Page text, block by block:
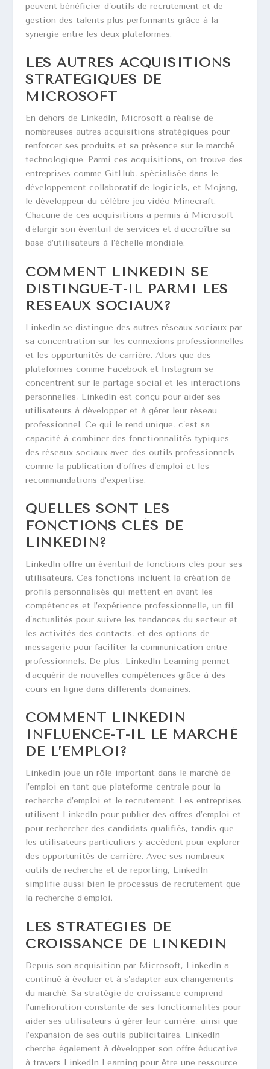
peuvent bénéficier d’outils de recrutement et de
gestion des talents plus performants grâce à la
synergie entre les deux plateformes.
LES AUTRES ACQUISITIONS
STRATÉGIQUES DE
MICROSOFT
En dehors de LinkedIn, Microsoft a réalisé de
nombreuses autres acquisitions stratégiques pour
renforcer ses produits et sa présence sur le marché
technologique. Parmi ces acquisitions, on trouve des
entreprises comme GitHub, spécialisée dans le
développement collaboratif de logiciels, et Mojang,
le développeur du célèbre jeu vidéo Minecraft.
Chacune de ces acquisitions a permis à Microsoft
d’élargir son éventail de services et d’accroître sa
base d’utilisateurs à l’échelle mondiale.
COMMENT LINKEDIN SE
DISTINGUE-T-IL PARMI LES
RÉSEAUX SOCIAUX?
LinkedIn se distingue des autres réseaux sociaux par
sa concentration sur les connexions professionnelles
et les opportunités de carrière. Alors que des
plateformes comme Facebook et Instagram se
concentrent sur le partage social et les interactions
personnelles, LinkedIn est conçu pour aider ses
utilisateurs à développer et à gérer leur réseau
professionnel. Ce qui le rend unique, c’est sa
capacité à combiner des fonctionnalités typiques
des réseaux sociaux avec des outils professionnels
comme la publication d’offres d’emploi et les
recommandations d’expertise.
QUELLES SONT LES
FONCTIONS CLÉS DE
LINKEDIN?
LinkedIn offre un éventail de fonctions clés pour ses
utilisateurs. Ces fonctions incluent la création de
profils personnalisés qui mettent en avant les
compétences et l’expérience professionnelle, un fil
d’actualités pour suivre les tendances du secteur et
les activités des contacts, et des options de
messagerie pour faciliter la communication entre
professionnels. De plus, LinkedIn Learning permet
d’acquérir de nouvelles compétences grâce à des
cours en ligne dans différents domaines.
COMMENT LINKEDIN
INFLUENCE-T-IL LE MARCHÉ
DE L’EMPLOI?
LinkedIn joue un rôle important dans le marché de
l’emploi en tant que plateforme centrale pour la
recherche d’emploi et le recrutement. Les entreprises
utilisent LinkedIn pour publier des offres d’emploi et
pour rechercher des candidats qualifiés, tandis que
les utilisateurs particuliers y accèdent pour explorer
des opportunités de carrière. Avec ses nombreux
outils de recherche et de reporting, LinkedIn
simplifie aussi bien le processus de recrutement que
la recherche d’emploi.
LES STRATÉGIES DE
CROISSANCE DE LINKEDIN
Depuis son acquisition par Microsoft, LinkedIn a
continué à évoluer et à s’adapter aux changements
du marché. Sa stratégie de croissance comprend
l’amélioration constante de ses fonctionnalités pour
aider ses utilisateurs à gérer leur carrière, ainsi que
l’expansion de ses outils publicitaires. LinkedIn
cherche également à développer son offre éducative
à travers LinkedIn Learning pour être une ressource